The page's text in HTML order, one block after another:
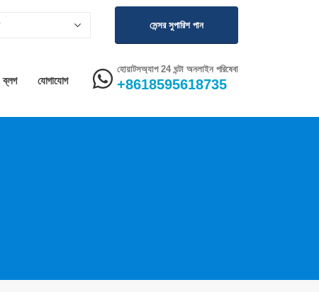
সেন্সর সুপারিশ পান
ব্লগ যোগাযোগ
হোয়াটসঅ্যাপ 24 ঘন্টা অনলাইন পরিষেবা
+8618595618735